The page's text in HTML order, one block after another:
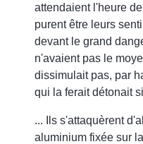
attendaient l'heure
purent être leurs
devant le grand
n'avaient pas le
dissimulait pas, par
qui la ferait détonait
... Ils s'attaquèrent
aluminium fixée sur